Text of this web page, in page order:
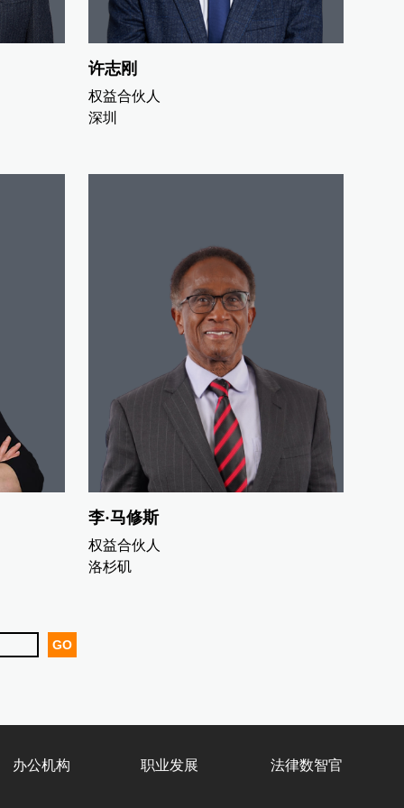
许志刚
权益合伙人
深圳
李·马修斯
权益合伙人
洛杉矶
办公机构 职业发展 法律数智官